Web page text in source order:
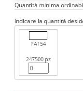
Quantità minima
Indicare la quantità
PA154
247500 pz